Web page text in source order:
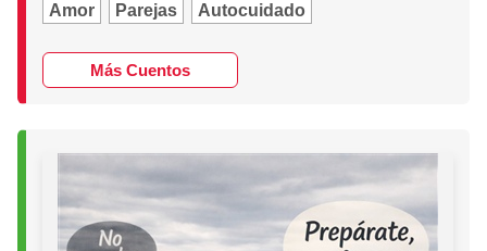
Amor Parejas Autocuidado
Más Cuentos